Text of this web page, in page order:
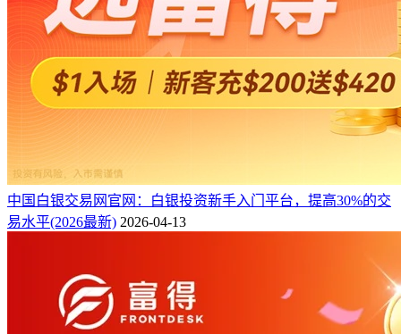
中国白银交易网官网：白银投资新手入门平台，提高30%的交
易水平(2026最新) 2026-04-13